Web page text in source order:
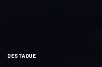
DESTAQUE